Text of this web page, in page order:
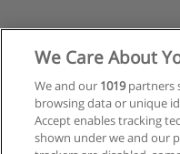
We Care About
We and our 1019partners
browsing data or unique
Accept enables tracking
shown under we and our